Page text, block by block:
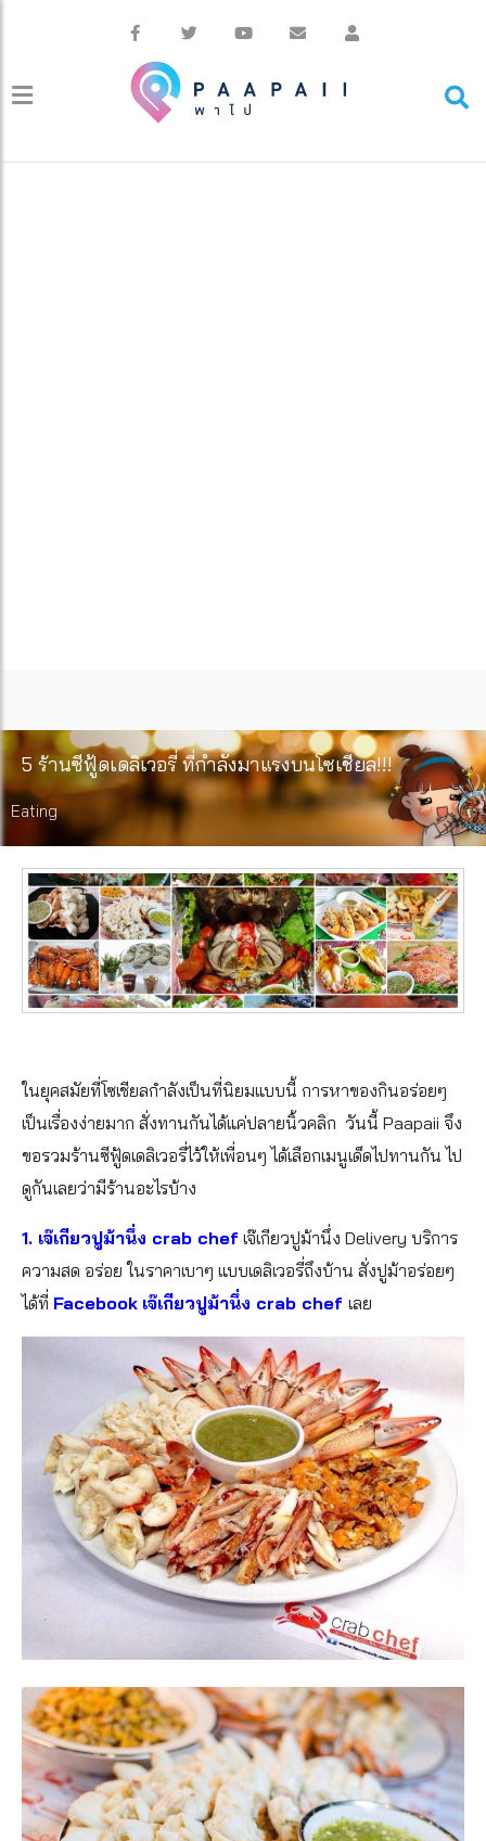
5 ร้านซีฟู้ดเดลิเวอรี่ ที่กำลังมาแรงบนโซเชียล!!!
Eating
ในยุคสมัยที่โซเชียลกำลังเป็นที่นิยมแบบนี้ การหาของกินอร่อยๆ
เป็นเรื่องง่ายมาก สั่งทานกันได้แค่ปลายนิ้วคลิก วันนี้ Paapaii จึง
ขอรวมร้านซีฟู้ดเดลิเวอรี่ไว้ให้เพื่อนๆ ได้เลือกเมนูเด็ดไปทานกัน ไป
ดูกันเลยว่ามีร้านอะไรบ้าง
1. เจ๊เกียวปูม้านึ่ง crab chef เจ๊เกียวปูม้านึ่ง Delivery บริการ
ความสด อร่อย ในราคาเบาๆ แบบเดลิเวอรี่ถึงบ้าน สั่งปูม้าอร่อยๆ
ได้ที่ Facebook เจ๊เกียวปูม้านึ่ง crab chef เลย